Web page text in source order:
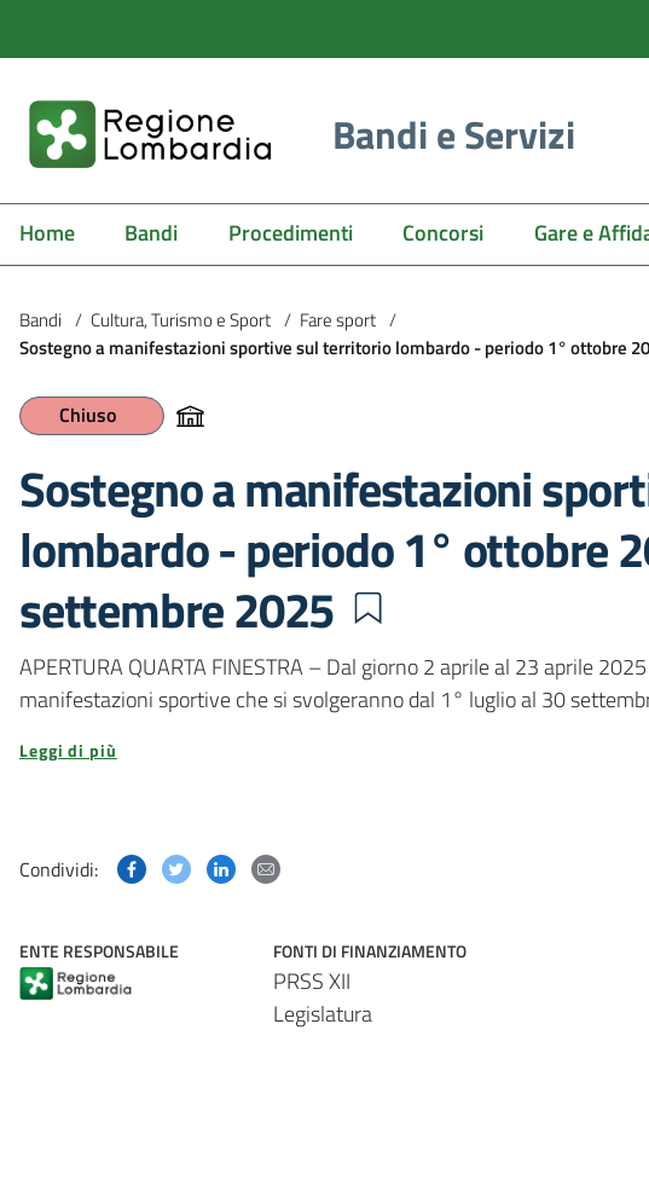
Bandi e Servizi
Home Bandi Procedimenti Concorsi Gare e
Bandi / Cultura, Turismo e Sport / Fare sport /
Sostegno a manifestazioni sportive sul territorio lombardo - periodo 1° ottobre
Chiuso
Sostegno a manifestazioni
lombardo - periodo 1° ottobre
settembre 2025
APERTURA QUARTA FINESTRA – Dal giorno 2 aprile al 23 aprile
manifestazioni sportive che si svolgeranno dal 1° luglio al 30
Leggi di più
Condividi: Condividi questa pagina su Facebook
Condividi questa pagina su Twitter
Condividi questa pagina su Linkedin
ENTE RESPONSABILE FONTI DI FINANZIAMENTO
PRSS XII
Legislatura